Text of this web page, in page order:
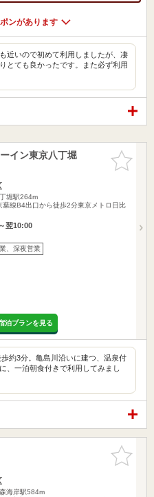
ンがあります
近いので初めて利用しましたが、凄
とても良かったです。また必ず利用
お気に入
りに追加
イン東京八丁堀
堀駅264m
葉線B4出口から徒歩2分東京メトロ日比
翌10:00
、深夜営業
泊プランを見る
約3分。亀島川沿いに建つ、温泉付
、一泊朝食付きで利用してみまし
お気に入
りに追加
海岸駅584m